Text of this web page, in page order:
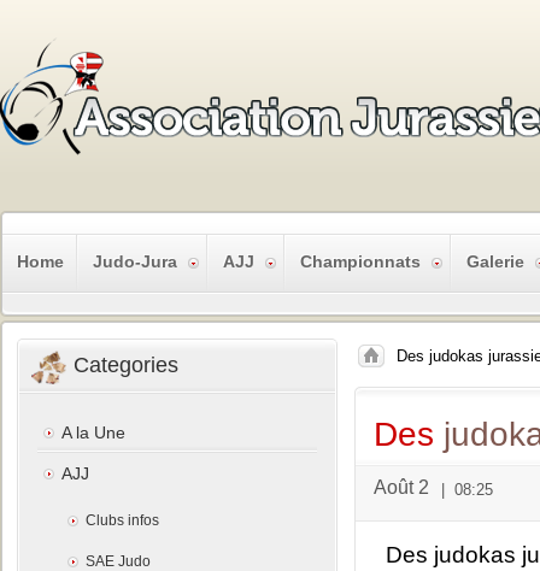
Home Judo-Jura AJJ Championnats Galerie
Des judokas
Des
Août 2 08:25
Des judokas
Categories
A la Une
AJJ
Clubs infos
SAE Judo